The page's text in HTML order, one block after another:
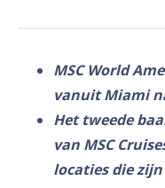
MSC World
vanuit Miami
Het tweede
van MSC
locaties die